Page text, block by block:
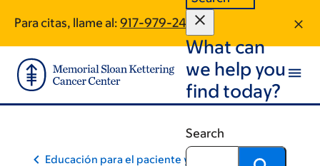
main
content
footer
Para citas, llame al: 917-979-2456
What can
we help you
find today?
Search
Educación para el paciente y la comunidad